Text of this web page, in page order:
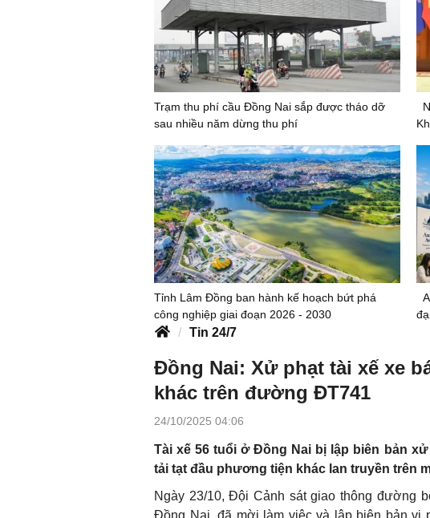
Trạm thu phí cầu Đồng Nai sắp được tháo dỡ
sau nhiều năm dừng thu phí
Tỉnh Lâm Đồng ban hành kế hoạch bứt phá
công nghiệp giai đoạn 2026 - 2030
Tin 24/7
Đồng Nai: Xử phạt tài xế xe
khác trên đường ĐT741
24/10/2025 04:06
Tài xế 56 tuổi ở Đồng Nai bị lập biên bản
tải tạt đầu phương tiện khác lan truyền trên
Ngày 23/10, Đội Cảnh sát giao thông đường
Đồng Nai, đã mời làm việc và lập biên bản vi